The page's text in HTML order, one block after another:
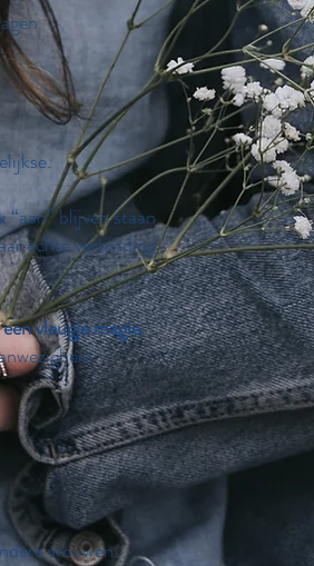
“aan” blijven staan,
echte verbinding.
vleugje magie.
vrouwen.